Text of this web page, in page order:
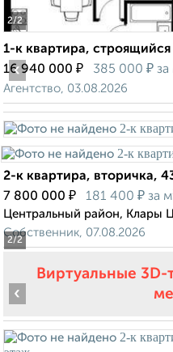
2/2
1-к квартира,
16 940 000 ₽ 385 000 ₽ за
Агентство, 03.08.2026
2/2
‹
2-к квартира, вторичка,
7 800 000 ₽ 181 400 ₽ за
Центральный район, Клары
Собственник, 07.08.2026
Виртуальные
‹